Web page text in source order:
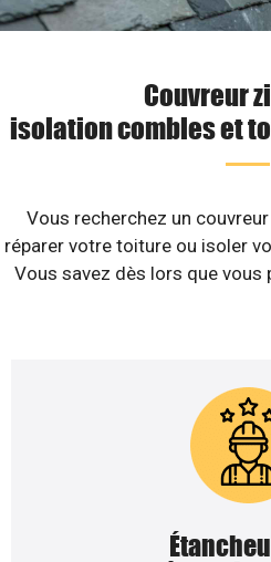
Couvreur
isolation combles et
Vous recherchez un
réparer votre toiture ou isoler
Vous savez dès lors que vous